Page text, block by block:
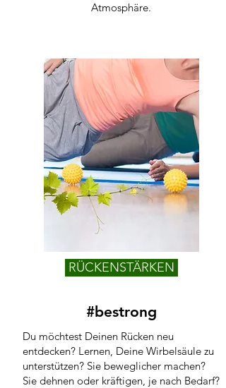
Atmosphäre.
RÜCKENSTÄRKEN
#bestrong
Du möchtest Deinen Rücken neu
entdecken? Lernen, Deine Wirbelsäule zu
unterstützen? Sie beweglicher machen?
Sie dehnen oder kräftigen, je nach Bedarf?